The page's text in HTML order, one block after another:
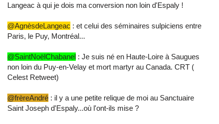
Langeac à qui je dois ma conversion non loin d'Espaly !
@AgnèsdeLangeac : et celui des séminaires sulpiciens entre
Paris, le Puy, Montréal...
@SaintNoëlChabanel : Je suis né en Haute-Loire à Saugues
non loin du Puy-en-Velay et mort martyr au Canada. CRT (
Celest Retweet)
@frèreAndré : il y a une petite relique de moi au Sanctuaire
Saint Joseph d'Espaly...où l'ont-ils mise ?